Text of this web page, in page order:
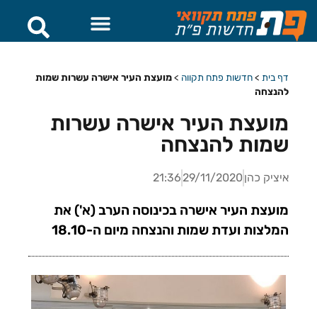
דף בית >חדשות פתח תקווה >מועצת העיר אישרה עשרות שמות
להנצחה
מועצת העיר אישרה עשרות
שמות להנצחה
איציק כהן 29/11/2020
21:36
מועצת העיר אישרה בכינוסה הערב (א') את
המלצות ועדת שמות והנצחה מיום ה-18.10